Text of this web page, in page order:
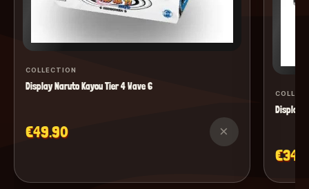
COLLECTION
Display Naruto Kayou Tier 4 Wave 6
€49.90 ×
Display